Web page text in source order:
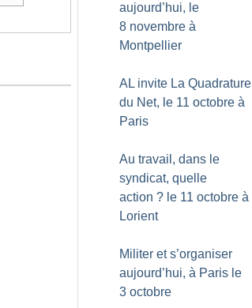
aujourd’hui, le
8 novembre à
Montpellier
AL invite La Quadrature
du Net, le 11 octobre à
Paris
Au travail, dans le
syndicat, quelle
action ? le 11 octobre à
Lorient
Militer et s’organiser
aujourd’hui, à Paris le
3 octobre